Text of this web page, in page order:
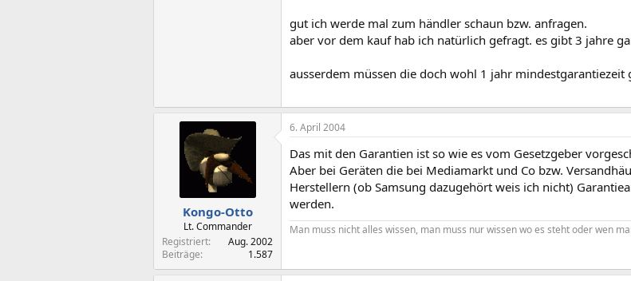
gut ich werde mal zum händler schaun bzw. anfragen.
aber vor dem kauf hab ich natürlich gefragt. es gibt 3 jahre
ausserdem müssen die doch wohl 1 jahr
Kongo-Otto
Lt. Commander
Registriert
Aug. 2002
Beiträge
1.587
6. April 2004
Das mit den Garantien ist so wie es vom Gesetzgeber
Aber bei Geräten die bei Mediamarkt und Co bzw.
Herstellern (ob Samsung dazugehört weis ich nicht)
werden.
Man muss nicht alles wissen, man muss nur wissen wo es steht oder wen